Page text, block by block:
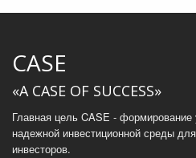
CASE
«A CASE OF SUCCESS»
Главная цель CASE - формирование
надежной инвестиционной среды
инвесторов.